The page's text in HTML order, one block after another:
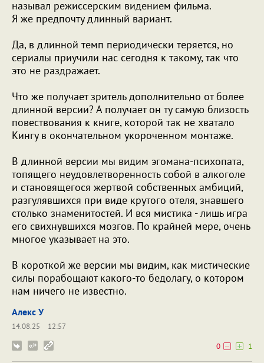
называл режиссерским видением фильма.
Я же предпочту длинный вариант.
Да, в длинной темп периодически теряется, но
сериалы приучили нас сегодня к такому, так что
это не раздражает.
Что же получает зритель дополнительно от более
длинной версии? А получает он ту самую близость
повествования к книге, которой так не хватало
Кингу в окончательном укороченном монтаже.
В длинной версии мы видим эгомана-психопата,
топящего неудовлетворенность собой в алкоголе
и становящегося жертвой собственных амбиций,
разгулявшихся при виде крутого отеля, знавшего
столько знаменитостей. И вся мистика - лишь игра
его свихнувшихся мозгов. По крайней мере, очень
многое указывает на это.
В короткой же версии мы видим, как мистические
силы порабощают какого-то бедолагу, о котором
нам ничего не известно.
Алекс У
14.08.25
12:57
0
1